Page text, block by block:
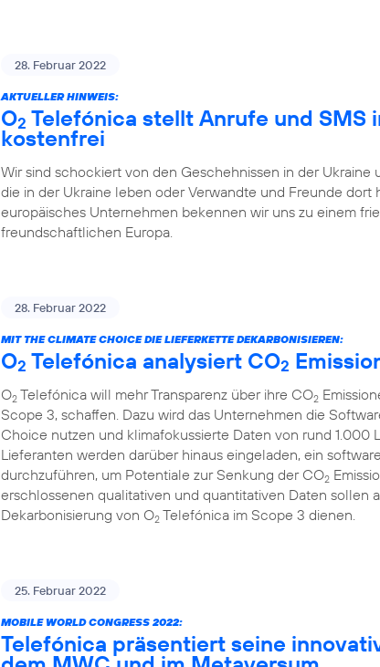
28. Februar 2022
AKTUELLER HINWEIS:
O2 Telefónica stellt Anrufe und SMS
kostenfrei
Wir sind schockiert von den Geschehnissen in der Ukraine
die in der Ukraine leben oder Verwandte und Freunde dort
europäisches Unternehmen bekennen wir uns zu einem
freundschaftlichen Europa.
28. Februar 2022
MIT THE CLIMATE CHOICE DIE LIEFERKETTE DEKARBONISIEREN:
O2 Telefónica analysiert CO2
O2 Telefónica will mehr Transparenz über ihre CO2
Scope 3, schaffen. Dazu wird das Unternehmen die
Choice nutzen und klimafokussierte Daten von rund 1.000
Lieferanten werden darüber hinaus eingeladen, ein
durchzuführen, um Potentiale zur Senkung der CO2
erschlossenen qualitativen und quantitativen Daten sollen
Dekarbonisierung von O2 Telefónica im Scope 3 dienen.
25. Februar 2022
MOBILE WORLD CONGRESS 2022:
Telefónica präsentiert seine